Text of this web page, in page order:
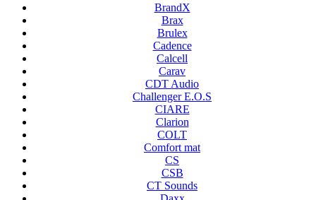
BrandX
Brax
Brulex
Cadence
Calcell
Carav
CDT Audio
Challenger E.O.S
CIARE
Clarion
COLT
Comfort mat
CS
CSB
CT Sounds